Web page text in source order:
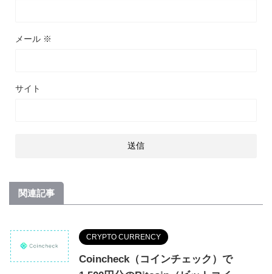
メール ※
サイト
関連記事
CRYPTO CURRENCY
Coincheck（コインチェック）で